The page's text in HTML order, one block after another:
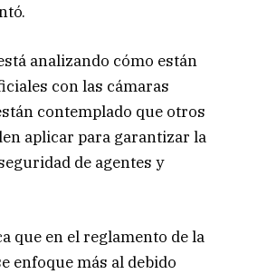
analizando cómo están
con las cámaras
contemplado que otros
aplicar para garantizar la
de agentes y
que en el reglamento de la
enfoque más al debido